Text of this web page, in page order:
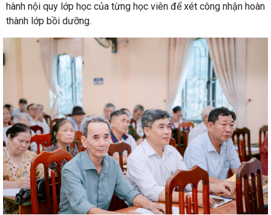
hành nội quy lớp học của từng học viên để xét công nhận hoàn
thành lớp bồi dưỡng.